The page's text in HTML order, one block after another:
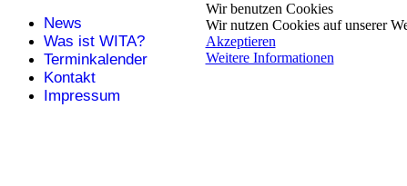
News
Was ist WITA?
Terminkalender
Kontakt
Impressum
Wir benutzen Cookies
Wir nutzen Cookies auf unserer
Akzeptieren
Weitere Informationen